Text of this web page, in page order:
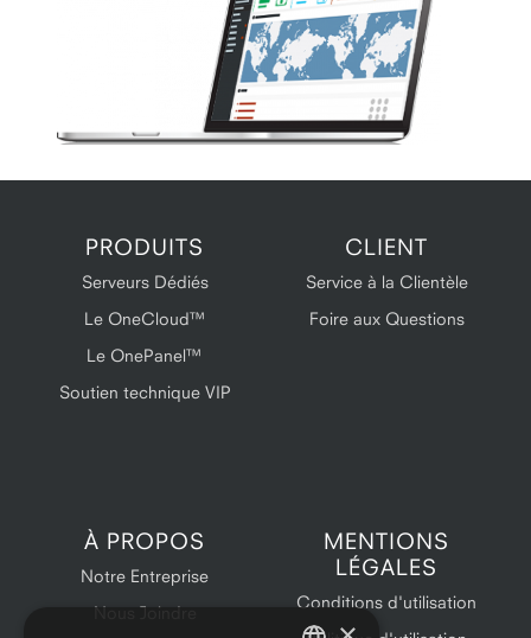
PRODUITS
Serveurs Dédiés
Le OneCloud™
Le OnePanel™
Soutien technique VIP
CLIENT
Service à la Clientèle
Foire aux Questions
À PROPOS
Notre Entreprise
Nous Joindre
MENTIONS
LÉGALES
Conditions d'utilisation